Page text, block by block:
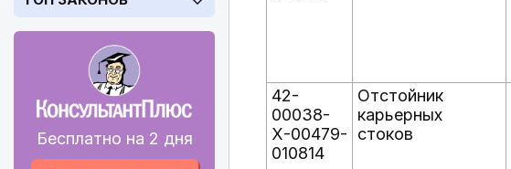
Бесплатно на 2 дня
42-
00038-
Х-00479-
010814
Отстойник
карьерных
стоков